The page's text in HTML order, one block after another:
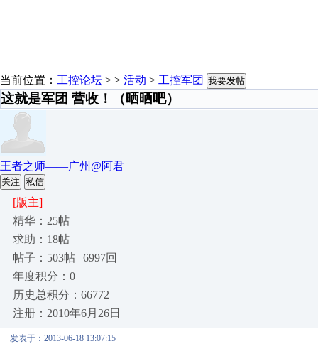
当前位置： 工控论坛 > > 活动 > 工控军团 我要发帖
这就是军团 营收！（晒晒吧）
王者之师——广州@阿君
关注 私信
[版主]
精华：25帖
求助：18帖
帖子：503帖 | 6997回
年度积分：0
历史总积分：66772
注册：2010年6月26日
发表于：2013-06-18 13:07:15